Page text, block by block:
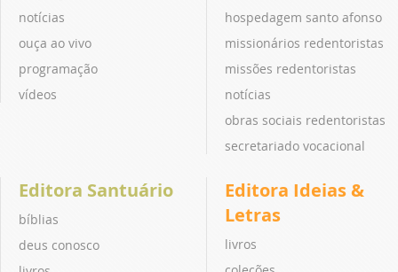
notícias
ouça ao vivo
programação
vídeos
hospedagem santo afonso
missionários redentoristas
missões redentoristas
notícias
obras sociais redentoristas
secretariado vocacional
Editora Santuário
bíblias
deus conosco
Editora Ideias &
Letras
livros